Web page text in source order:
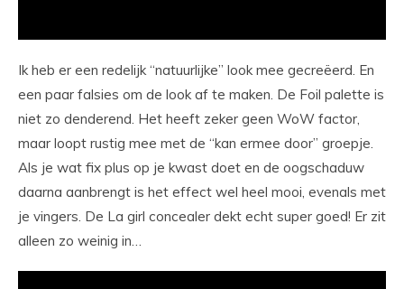
Ik heb er een redelijk “natuurlijke” look mee gecreëerd. En
een paar falsies om de look af te maken. De Foil palette is
niet zo denderend. Het heeft zeker geen WoW factor,
maar loopt rustig mee met de “kan ermee door” groepje.
Als je wat fix plus op je kwast doet en de oogschaduw
daarna aanbrengt is het effect wel heel mooi, evenals met
je vingers. De La girl concealer dekt echt super goed! Er zit
alleen zo weinig in…